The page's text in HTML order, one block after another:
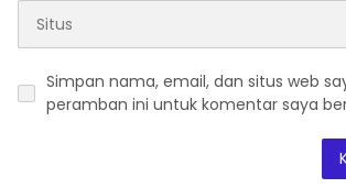
Simpan nama, email, dan situs web
peramban ini untuk komentar saya